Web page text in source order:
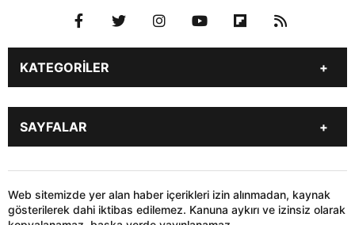
KATEGORİLER
Genel
Gündem
Son Dakika
İstanbul
Stk
Siyaset
Dünya
Sağlık
Teknoloji
SAYFALAR
HABER GÖNDER
Web sitemizde yer alan haber içerikleri izin alınmadan, kaynak
gösterilerek dahi iktibas edilemez. Kanuna aykırı ve izinsiz olarak